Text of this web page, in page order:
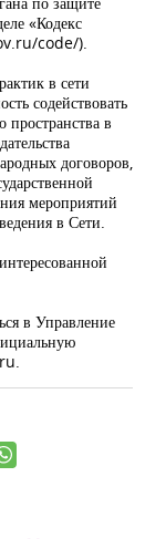
«Кодекс
code/).
в сети
содействовать
в
договоров,
мероприятий
в Сети.
в Управление
.